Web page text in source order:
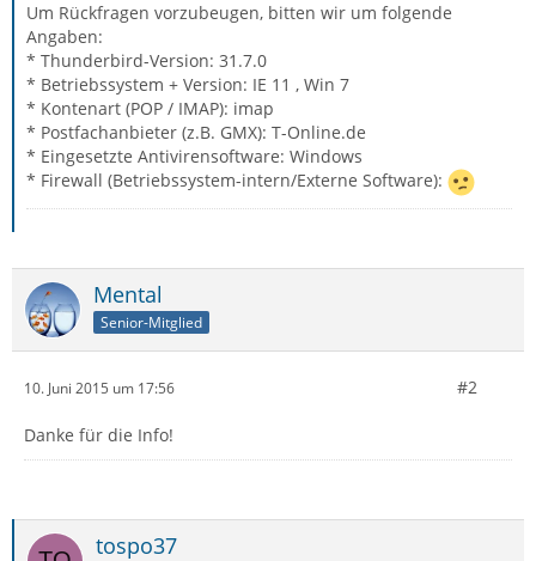
Um Rückfragen vorzubeugen, bitten wir um folgende
Angaben:
* Thunderbird-Version: 31.7.0
* Betriebssystem + Version: IE 11 , Win 7
* Kontenart (POP / IMAP): imap
* Postfachanbieter (z.B. GMX): T-Online.de
* Eingesetzte Antivirensoftware: Windows
* Firewall (Betriebssystem-intern/Externe Software):
Mental
Senior-Mitglied
10. Juni 2015 um 17:56 #2
Danke für die Info!
tospo37